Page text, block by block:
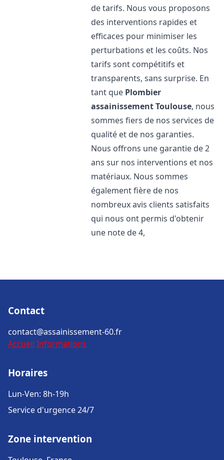
de tarifs. Nous vous proposons
des interventions rapides et
efficaces pour minimiser les
perturbations et les coûts. Nos
tarifs sont compétitifs et
transparents, sans surprise. En
tant que Plombier
assainissementToulouse, nous
sommes fiers de nos services de
qualité et de nos garanties.
Nous offrons une garantie de 2
ans sur nos interventions et nos
matériaux. Nous sommes
également fière de nos
nombreux avis clients satisfaits
qui nous ont permis d'obtenir
une note de 4,
Contact
contact@assainissement-60.fr
Accueil Informations
Horaires
Lun-Ven: 8h-19h
Service d'urgence 24/7
Zone intervention